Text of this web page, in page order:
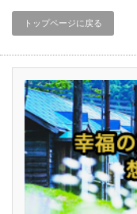
トップページに戻る